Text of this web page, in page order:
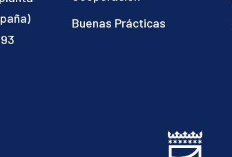
Buenas Prácticas